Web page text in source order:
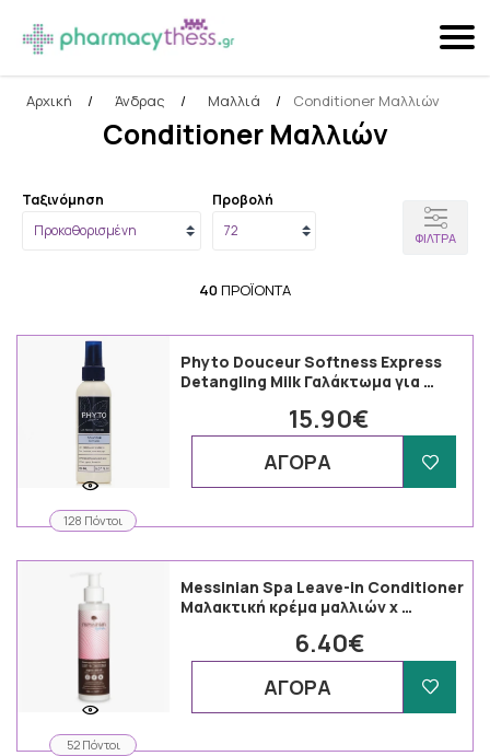
Αναζήτηση
Αρχική / Άνδρας / Μαλλιά / Conditioner Μαλλιών
Conditioner Μαλλιών
Ταξινόμηση Προβολή
ΦΊΛΤΡΑ
40ΠΡΟΪΌΝΤΑ
128 Πόντοι
Phyto Douceur Softness Express
Detangling Milk Γαλάκτωμα για …
15.90€
ΑΓΟΡΑ
52 Πόντοι
Messinian Spa Leave-in Conditioner
Μαλακτική κρέμα μαλλιών χ …
6.40€
ΑΓΟΡΑ